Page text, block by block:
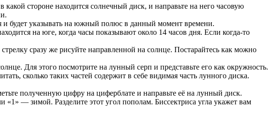
стороне находится солнечный диск, и направьте на него часовую
будет указывать на южный полюс в данный момент времени.
на юге, когда часы показывают около 14 часов дня. Если когда-то
сразу же рисуйте направленной на солнце. Постарайтесь как можно
Для этого посмотрите на лунный серп и представьте его как окружность.
сколько таких частей содержит в себе видимая часть лунного диска.
полученную цифру на циферблате и направьте её на лунный диск.
«1» — зимой. Разделите этот угол пополам. Биссектриса угла укажет вам